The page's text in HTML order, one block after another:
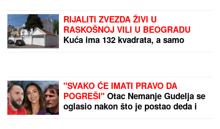
TAMARA ĐURIĆ DAJE 560.000 EVRA KAO JEMSTVO
ZA BIVŠEG MUŽAŽeli da se brani sa slobode:
"Verujem da bi i on to uradio za mene", ovo su svi
detalji